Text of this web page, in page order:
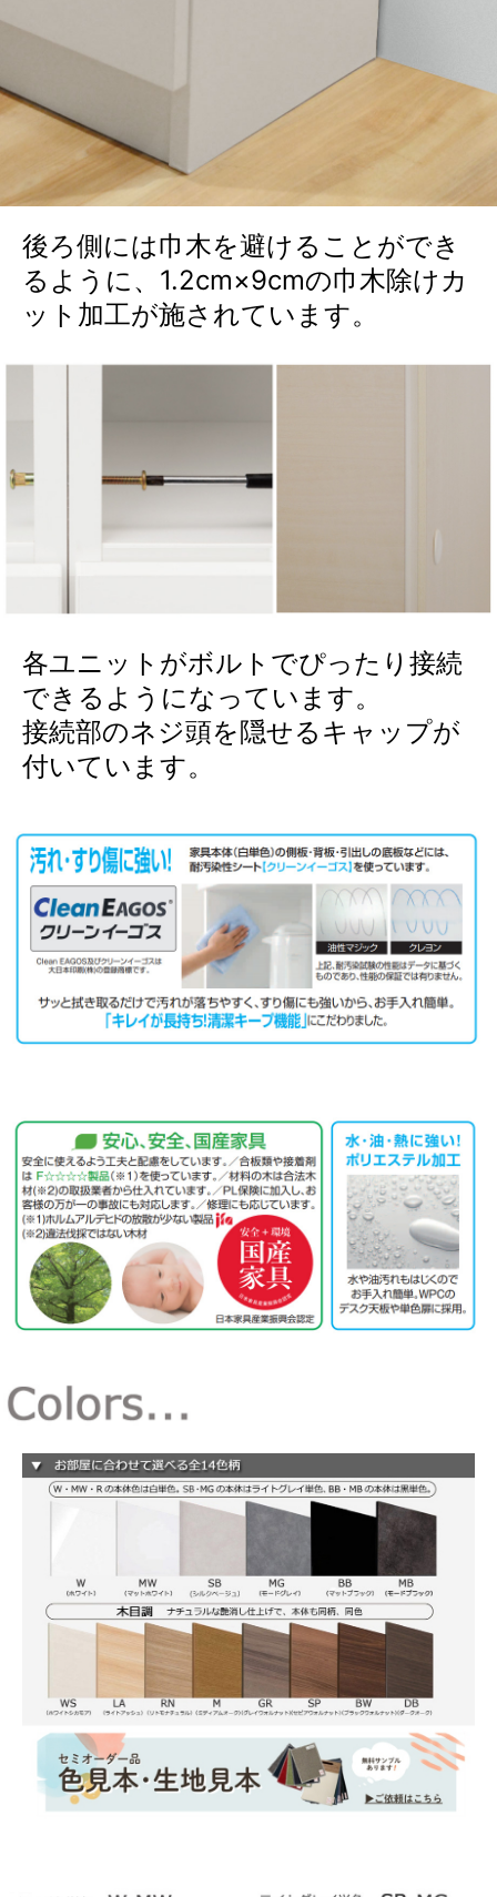
後ろ側には巾木を避けることができ
るように、1.2cm×9cmの巾木除けカ
ット加工が施されています。
各ユニットがボルトでぴったり接続
できるようになっています。
接続部のネジ頭を隠せるキャップが
付いています。